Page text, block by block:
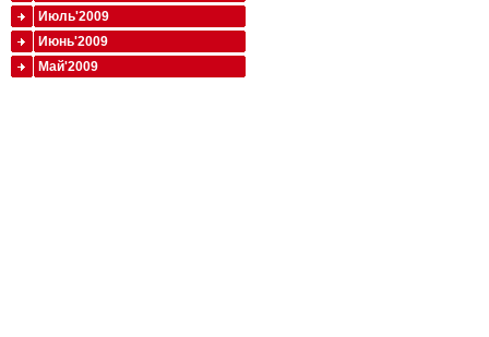
Июль'2009
Июнь'2009
Май'2009